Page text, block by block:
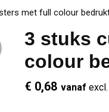
met full colour
3 stuks
colour
€ 0,68 vanaf